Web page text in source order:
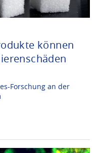
können
Forschung an der